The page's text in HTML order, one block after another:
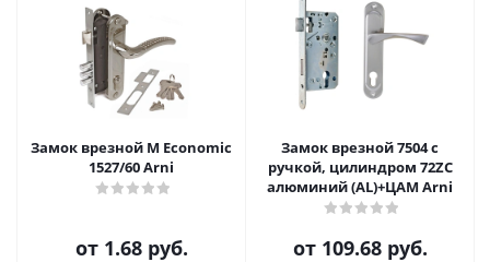
Замок врезной M Economic
1527/60 Arni
от 1.68 руб.
Замок врезной 7504 с
ручкой, цилиндром 72ZC
алюминий (AL)+ЦАМ Arni
от 109.68 руб.